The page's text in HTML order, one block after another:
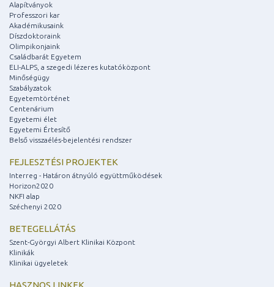
Alapítványok
Professzori kar
Akadémikusaink
Díszdoktoraink
Olimpikonjaink
Családbarát Egyetem
ELI-ALPS, a szegedi lézeres kutatóközpont
Minőségügy
Szabályzatok
Egyetemtörténet
Centenárium
Egyetemi élet
Egyetemi Értesítő
Belső visszaélés-bejelentési rendszer
FEJLESZTÉSI PROJEKTEK
Interreg - Határon átnyúló együttműködések
Horizon2020
NKFI alap
Széchenyi 2020
BETEGELLÁTÁS
Szent-Györgyi Albert Klinikai Központ
Klinikák
Klinikai ügyeletek